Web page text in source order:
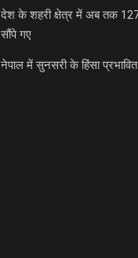
देश के शहरी क्षेत्र में अब तक
सौंपे गए
नेपाल में सुनसरी के हिंसा